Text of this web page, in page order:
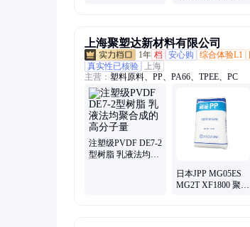
上海聚塑达新材料有限公司
1年 档 安心购 综合体验L1
真实性已核验
上海
主营： 塑料原料、PP、PA66、TPEE、PC
注塑级PVDF DE7-2
型树脂 乳液法均聚
日本JPP MG05ES
MG2T XF1800 聚丙